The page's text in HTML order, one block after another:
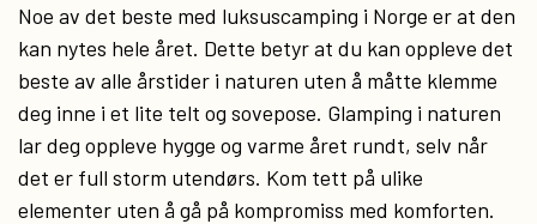
Noe av det beste med luksuscamping i Norge er at den
kan nytes hele året. Dette betyr at du kan oppleve det
beste av alle årstider i naturen uten å måtte klemme
deg inne i et lite telt og sovepose. Glamping i naturen
lar deg oppleve hygge og varme året rundt, selv når
det er full storm utendørs. Kom tett på ulike
elementer uten å gå på kompromiss med komforten.